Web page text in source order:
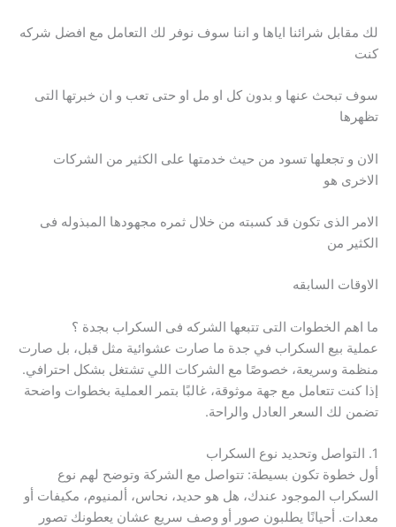
لك مقابل شرائنا اياها و اننا سوف نوفر لك التعامل مع افضل شركه
كنت
سوف تبحث عنها و بدون كل او مل او حتى تعب و ان خبرتها التى
تظهرها
الان و تجعلها تسود من حيث خدمتها على الكثير من الشركات
الاخرى هو
الامر الذى تكون قد كسبته من خلال ثمره مجهودها المبذوله فى
الكثير من
الاوقات السابقه
ما اهم الخطوات التى تتبعها الشركه فى السكراب بجدة ؟
عملية بيع السكراب في جدة ما صارت عشوائية مثل قبل، بل صارت
منظمة وسريعة، خصوصًا مع الشركات اللي تشتغل بشكل احترافي.
إذا كنت تتعامل مع جهة موثوقة، غالبًا بتمر العملية بخطوات واضحة
تضمن لك السعر العادل والراحة.
1. التواصل وتحديد نوع السكراب
أول خطوة تكون بسيطة: تتواصل مع الشركة وتوضح لهم نوع
السكراب الموجود عندك، هل هو حديد، نحاس، ألمنيوم، مكيفات أو
معدات. أحيانًا يطلبون صور أو وصف سريع عشان يعطونك تصور